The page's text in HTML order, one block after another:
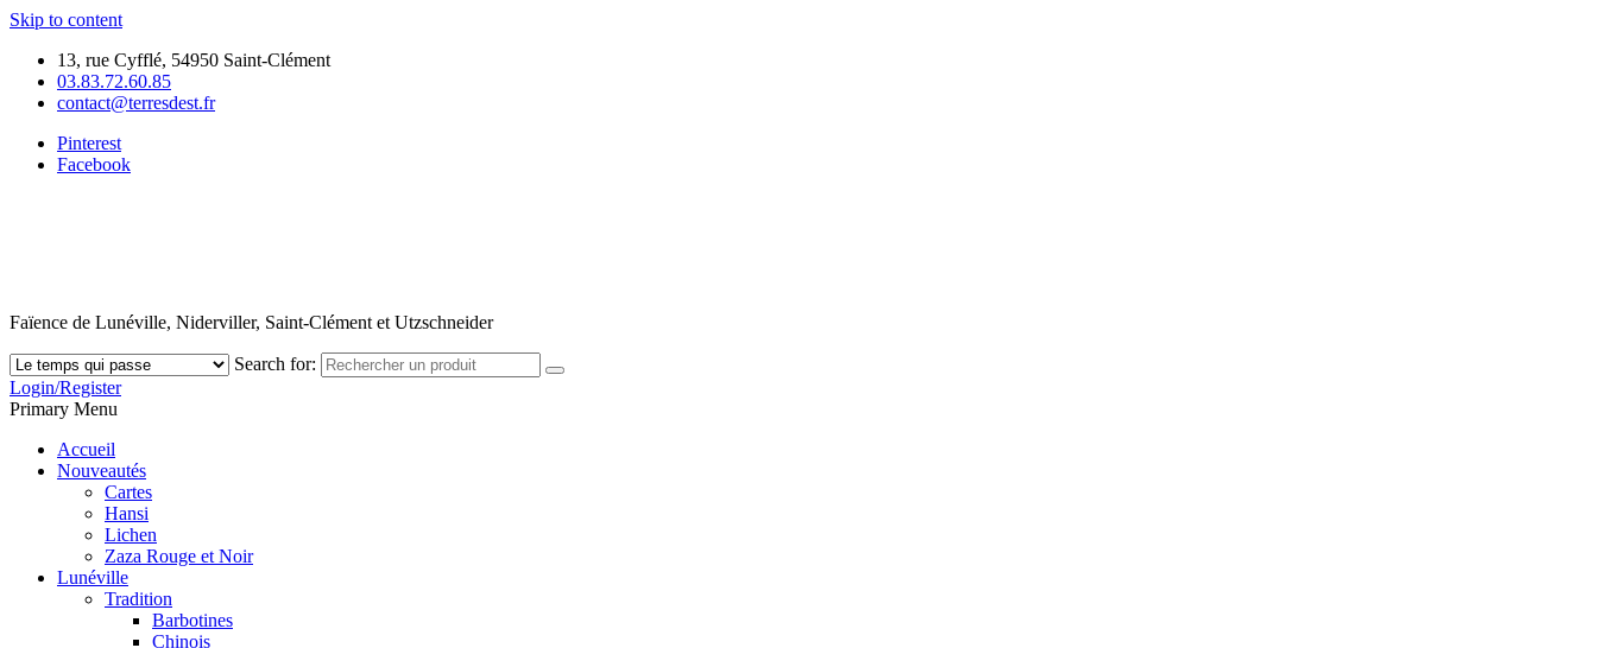
Skip to content
13, rue Cyfflé, 54950 Saint-Clément
03.83.72.60.85
contact@terresdest.fr
Pinterest
Facebook
Faïence de Lunéville, Niderviller, Saint-Clément et Utzschneider
Search for:
Login/Register
Primary Menu
Accueil
Nouveautés
Cartes
Hansi
Lichen
Zaza Rouge et Noir
Lunéville
Tradition
Barbotines
Chinois